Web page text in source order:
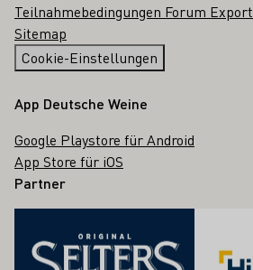
Teilnahmebedingungen Forum Export
Sitemap
Cookie-Einstellungen
App Deutsche Weine
Google Playstore für Android
App Store für iOS
Partner